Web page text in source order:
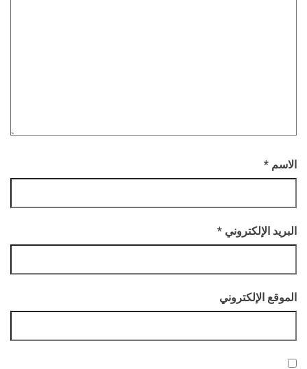
الاسم *
البريد الإلكتروني *
الموقع الإلكتروني